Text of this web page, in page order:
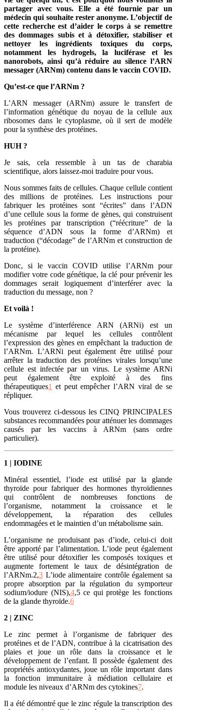
partager avec vous. Elle a été fournie par un
médecin qui souhaite rester anonyme. L’objectif de
cette recherche est d’aider le corps à se remettre
des dommages subis et à détoxifier, stabiliser et
nettoyer les ingrédients toxiques du corps,
notamment les hydrogels, la luciférase et les
nanorobots, ainsi qu’à réduire au silence l’ARN
messager (ARNm) contenu dans le vaccin COVID.
Qu’est-ce que l’ARNm ?
L’ARN messager (ARNm) assure le transfert de
l’information génétique du noyau de la cellule aux
ribosomes dans le cytoplasme, où il sert de modèle
pour la synthèse des protéines.
HUH ?
Je sais, cela ressemble à un tas de charabia
scientifique, alors laissez-moi traduire pour vous.
Nous sommes faits de cellules. Chaque cellule contient
des millions de protéines. Les instructions pour
fabriquer les protéines sont “écrites” dans l’ADN
d’une cellule sous la forme de gènes, qui construisent
les protéines par transcription (“réécriture” de la
séquence d’ADN sous la forme d’ARNm) et
traduction (“décodage” de l’ARNm et construction de
la protéine).
Donc, si le vaccin COVID utilise l’ARNm pour
modifier votre code génétique, la clé pour prévenir les
dommages serait logiquement d’interférer avec la
traduction du message, non ?
Et voilà !
Le système d’interférence ARN (ARNi) est un
mécanisme par lequel les cellules contrôlent
l’expression des gènes en empêchant la traduction de
l’ARNm. L’ARNi peut également être utilisé pour
arrêter la traduction des protéines virales lorsqu’une
cellule est infectée par un virus. Le système ARNi
peut également être exploité à des fins
thérapeutiques1 et peut empêcher l’ARN viral de se
répliquer.
Vous trouverez ci-dessous les CINQ PRINCIPALES
substances recommandées pour atténuer les dommages
causés par les vaccins à ARNm (sans ordre
particulier).
1 | IODINE
Minéral essentiel, l’iode est utilisé par la glande
thyroïde pour fabriquer des hormones thyroïdiennes
qui contrôlent de nombreuses fonctions de
l’organisme, notamment la croissance et le
développement, la réparation des cellules
endommagées et le maintien d’un métabolisme sain.
L’organisme ne produisant pas d’iode, celui-ci doit
être apporté par l’alimentation. L’iode peut également
être utilisé pour détoxifier les composés toxiques et
augmente fortement le taux de désintégration de
l’ARNm.2,3 L’iode alimentaire contrôle également sa
propre absorption par la régulation du symporteur
sodium/iodure (NIS),4,5 ce qui protège les fonctions
de la glande thyroïde.6
2 | ZINC
Le zinc permet à l’organisme de fabriquer des
protéines et de l’ADN, contribue à la cicatrisation des
plaies et joue un rôle dans la croissance et le
développement de l’enfant. Il possède également des
propriétés antioxydantes, joue un rôle important dans
la fonction immunitaire à médiation cellulaire et
module les niveaux d’ARNm des cytokines7.
Il a été démontré que le zinc régule la transcription des